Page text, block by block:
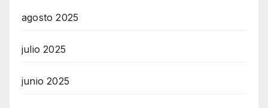
agosto 2025
julio 2025
junio 2025